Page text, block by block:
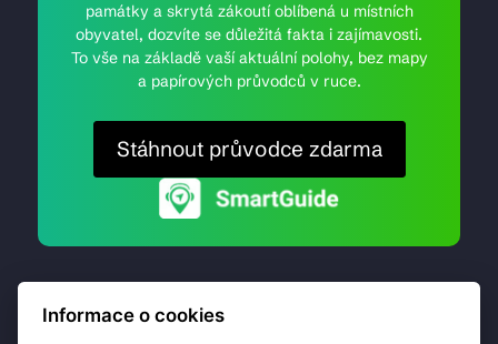
památky a skrytá zákoutí oblíbená u místních
obyvatel, dozvíte se důležitá fakta i zajímavosti.
To vše na základě vaší aktuální polohy, bez mapy
a papírových průvodců v ruce.
Stáhnout průvodce zdarma
Informace o cookies